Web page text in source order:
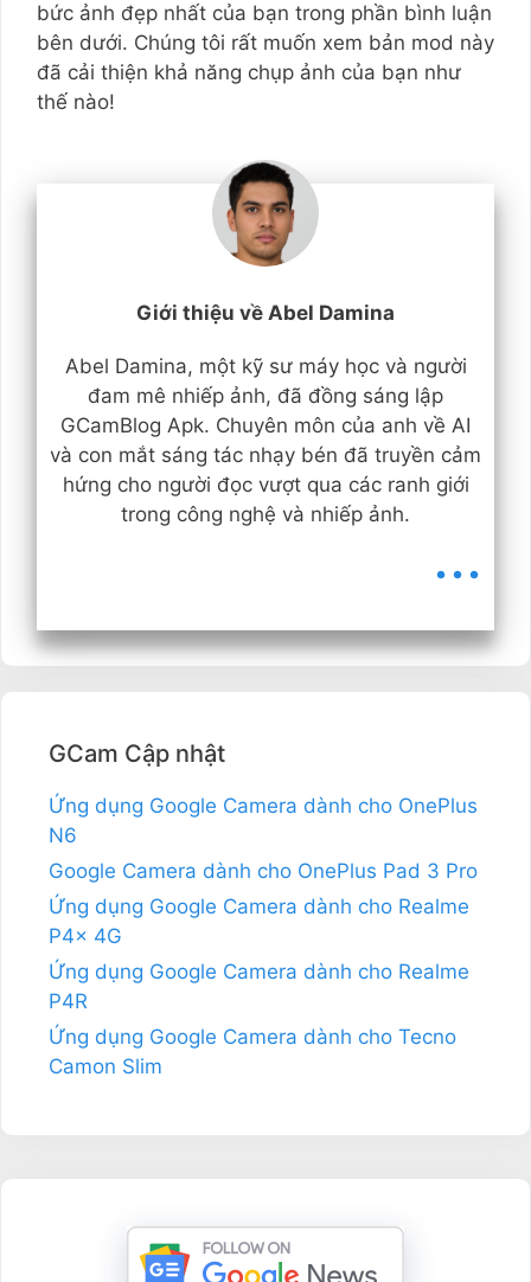
bức ảnh đẹp nhất của bạn trong phần bình luận
bên dưới. Chúng tôi rất muốn xem bản mod này
đã cải thiện khả năng chụp ảnh của bạn như
thế nào!
Giới thiệu về Abel Damina
Abel Damina, một kỹ sư máy học và người
đam mê nhiếp ảnh, đã đồng sáng lập
GCamBlog Apk. Chuyên môn của anh về AI
và con mắt sáng tác nhạy bén đã truyền cảm
hứng cho người đọc vượt qua các ranh giới
trong công nghệ và nhiếp ảnh.
...
GCam Cập nhật
Ứng dụng Google Camera dành cho OnePlus
N6
Google Camera dành cho OnePlus Pad 3 Pro
Ứng dụng Google Camera dành cho Realme
P4x 4G
Ứng dụng Google Camera dành cho Realme
P4R
Ứng dụng Google Camera dành cho Tecno
Camon Slim